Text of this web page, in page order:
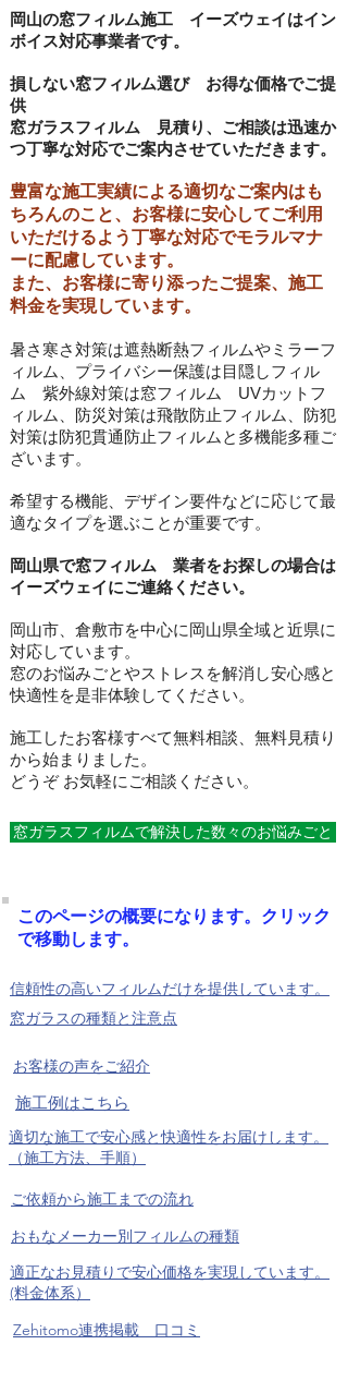
​岡山の窓フィルム施工 イーズウェイはイン
ボイス対応事業者です。
損しない窓フィルム選び お得な価格でご提
供
窓ガラスフィルム
見積り、ご相談は迅速か
つ丁寧な対応でご案内させていただきます。
豊富な施工実績による適切なご案内はも
ちろんのこと、お客様に安心してご利用
いただけるよう丁寧な対応でモラルマナ
ーに配慮しています。
また、お客様に寄り添ったご提案、施工
料金を実現しています。
暑さ寒さ対策は遮熱断熱フィルムやミラーフ
ィルム、プライバシー保護は目隠しフィル
ム 紫外線対策は窓フィルム UVカットフ
ィルム、防災対策は飛散防止フィルム、防犯
対策は防犯貫通防止フィルムと多機能多種ご
ざいます。
希望する機能、デザイン要件などに応じて最
適なタイプを選ぶことが重要です。
岡山県で窓フィルム 業者をお探しの場合は
イーズウェイにご連絡ください。
岡山市、倉敷市を中心に岡山県全域と近県に
対応しています。
窓のお悩みごとやストレスを解消し安心感と
快適性を是非体験してください。
施工したお客様すべて無料相談、無料見積り
から始まりました。
どうぞ お気軽にご相談ください。
窓ガラスフィルムで解決した数々のお悩みごと
このページの概要になります。クリック
で移動します。
信頼性の高いフィルムだけを提供しています。
窓ガラスの種類と注意点
施工例はこちら
お客様の声をご紹介
ご依頼から施工までの流れ
おもなメーカー別フィルムの種類
適切な施工で安心感と快適性をお届けします。
（施工方法、手順）
適正なお見積りで安心価格を実現しています。
(料金体系）
Zehitomo連携掲載 口コミ